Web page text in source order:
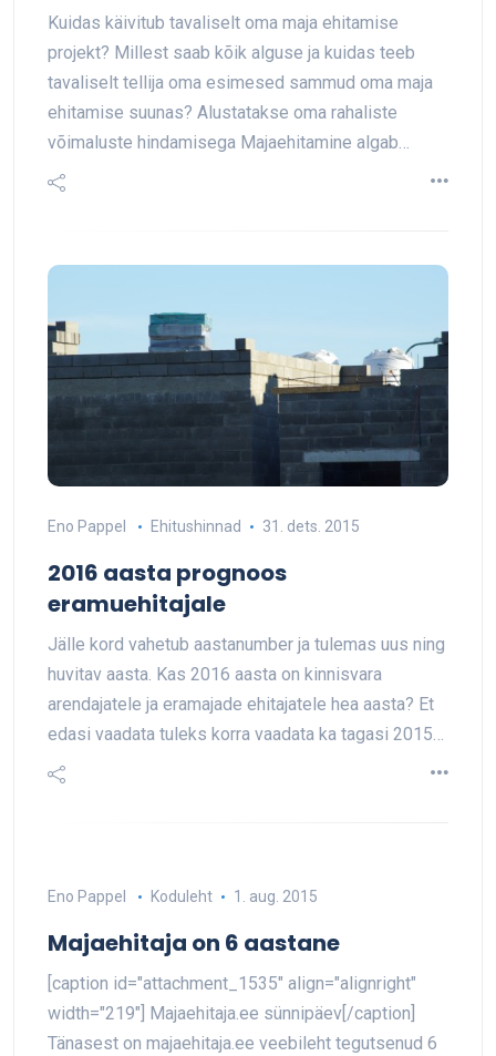
Kuidas käivitub tavaliselt oma maja ehitamise
projekt? Millest saab kõik alguse ja kuidas teeb
tavaliselt tellija oma esimesed sammud oma maja
ehitamise suunas? Alustatakse oma rahaliste
võimaluste hindamisega Majaehitamine algab…
Eno Pappel Ehitushinnad 31. dets. 2015
2016 aasta prognoos
eramuehitajale
Jälle kord vahetub aastanumber ja tulemas uus ning
huvitav aasta. Kas 2016 aasta on kinnisvara
arendajatele ja eramajade ehitajatele hea aasta? Et
edasi vaadata tuleks korra vaadata ka tagasi 2015…
Eno Pappel Koduleht 1. aug. 2015
Majaehitaja on 6 aastane
[caption id="attachment_1535" align="alignright"
width="219"] Majaehitaja.ee sünnipäev[/caption]
Tänasest on majaehitaja.ee veebileht tegutsenud 6